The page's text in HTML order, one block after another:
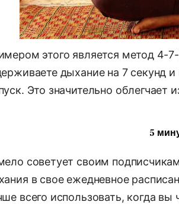
этого является метод 4-
дыхание на 7 секунд
Это значительно облегчает
5
советует своим
в свое ежедневное
всего использовать, когда вы